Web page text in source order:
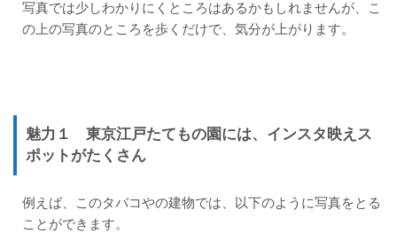
写真では少しわかりにくところはあるかもしれませんが、こ
の上の写真のところを歩くだけで、気分が上がります。
魅力１ 東京江戸たてもの園には、 インスタ映えス
ポットがたくさん
例えば、このタバコやの建物では、以下のように写真をとる
ことができます。